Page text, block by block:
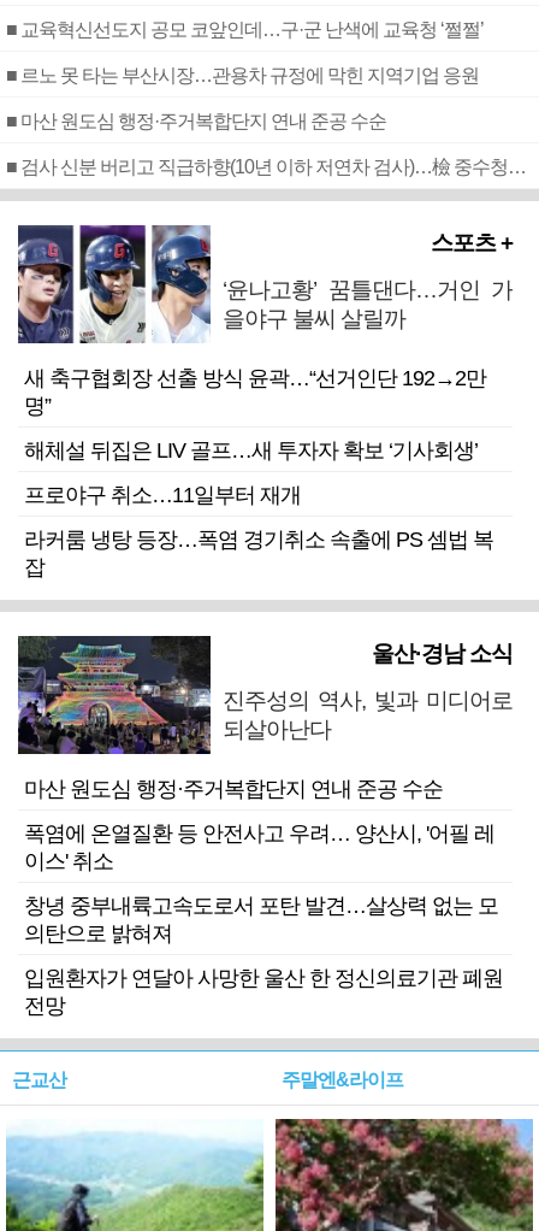
■ 교육혁신선도지 공모 코앞인데…구·군 난색에 교육청 ‘쩔쩔’
■ 르노 못 타는 부산시장…관용차 규정에 막힌 지역기업 응원
■ 마산 원도심 행정·주거복합단지 연내 준공 수순
■ 검사 신분 버리고 직급하향(10년 이하 저연차 검사)…檢 중수청행 기피
스포츠 +
‘윤나고황’ 꿈틀댄다…거인 가
을야구 불씨 살릴까
새 축구협회장 선출 방식 윤곽…“선거인단 192→2만
명”
해체설 뒤집은 LIV 골프…새 투자자 확보 ‘기사회생’
프로야구 취소…11일부터 재개
라커룸 냉탕 등장…폭염 경기취소 속출에 PS 셈법 복
잡
울산·경남 소식
진주성의 역사, 빛과 미디어로
되살아난다
마산 원도심 행정·주거복합단지 연내 준공 수순
폭염에 온열질환 등 안전사고 우려… 양산시, '어필 레
이스' 취소
창녕 중부내륙고속도로서 포탄 발견…살상력 없는 모
의탄으로 밝혀져
입원환자가 연달아 사망한 울산 한 정신의료기관 폐원
전망
근교산 주말엔&라이프